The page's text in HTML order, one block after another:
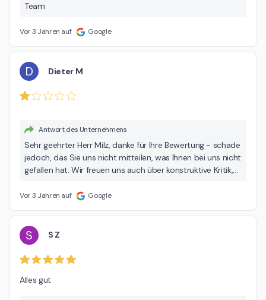
Team
Vor 3 Jahren auf Google
D Dieter M
Antwort des Unternehmens
Sehr geehrter Herr Milz, danke für Ihre Bewertung - schade
jedoch, das Sie uns nicht mitteilen, was Ihnen bei uns nicht
gefallen hat. Wir freuen uns auch über konstruktive Kritik,
das MAXMO Team
Vor 3 Jahren auf Google
S S Z
Alles gut